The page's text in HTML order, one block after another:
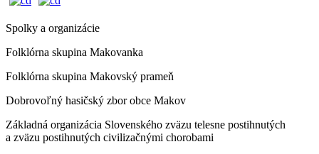
Spolky a organizácie
Folklórna skupina Makovanka
Folklórna skupina Makovský prameň
Dobrovoľný hasičský zbor obce Makov
Základná organizácia Slovenského zväzu telesne postihnutých
a zväzu postihnutých civilizačnými chorobami